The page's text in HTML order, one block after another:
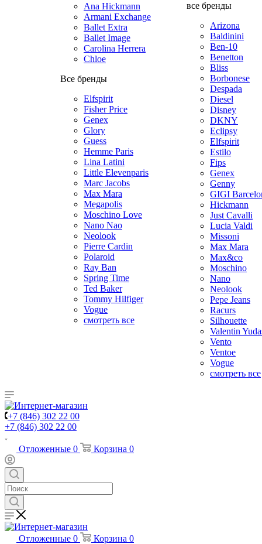
Ana Hickmann
Armani Exchange
Ballet Extra
Ballet Image
Carolina Herrera
Chloe
Все бренды
Elfspirit
Fisher Price
Genex
Glory
Guess
Hemme Paris
Lina Latini
Little Elevenparis
Marc Jacobs
Max Mara
Megapolis
Moschino Love
Nano Nao
Neolook
Pierre Cardin
Polaroid
Ray Ban
Spring Time
Ted Baker
Tommy Hilfiger
Vogue
смотреть все
все бренды
Arizona
Baldinini
Ben-10
Benetton
Bliss
Borbonese
Despada
Diesel
Disney
DKNY
Eclipsy
Elfspirit
Estilo
Fips
Genex
Genny
GIGI
Hickmann
Just Cavalli
Lucia Valdi
Missoni
Max Mara
Max&co
Moschino
Nano
Neolook
Pepe Jeans
Racurs
Silhouette
Valentin
Vento
Ventoe
Vogue
смотреть все
+7 (846) 302 22 00
+7 (846) 302 22 00
Отложенные 0 Корзина 0
Отложенные 0 Корзина 0